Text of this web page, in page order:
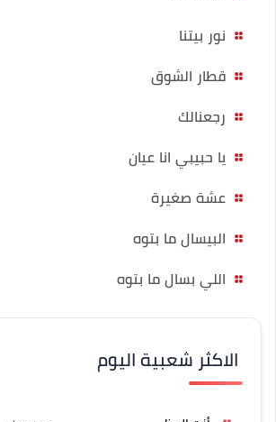
نور بيتنا
قطار الشوق
رجعنالك
يا حبيبي انا عيان
عشة صغيرة
البيسال ما بتوه
اللي بسال ما بتوه
الاكثر شعبية اليوم